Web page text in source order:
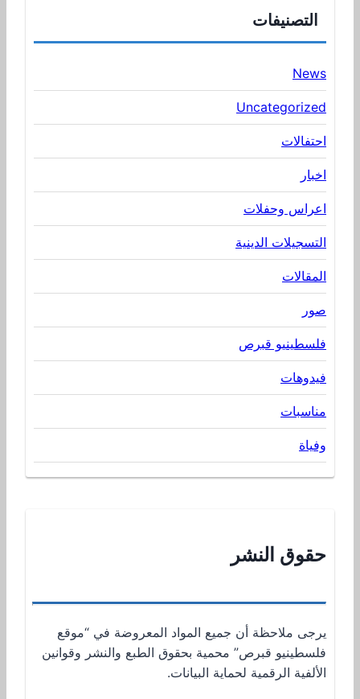
التصنيفات
News
Uncategorized
احتفالات
اخبار
اعراس وحفلات
التسجيلات الدينية
المقالات
صور
فلسطينيو قبرص
فيدوهات
مناسبات
وفياة
حقوق النشر
يرجى ملاحظة أن جميع المواد المعروضة في “موقع
فلسطينيو قبرص” محمية بحقوق الطبع والنشر وقوانين
الألفية الرقمية لحماية البيانات.